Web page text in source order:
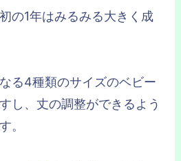
の1年はみるみる大きく成
る4種類のサイズのベビー
し、丈の調整ができるよう
。